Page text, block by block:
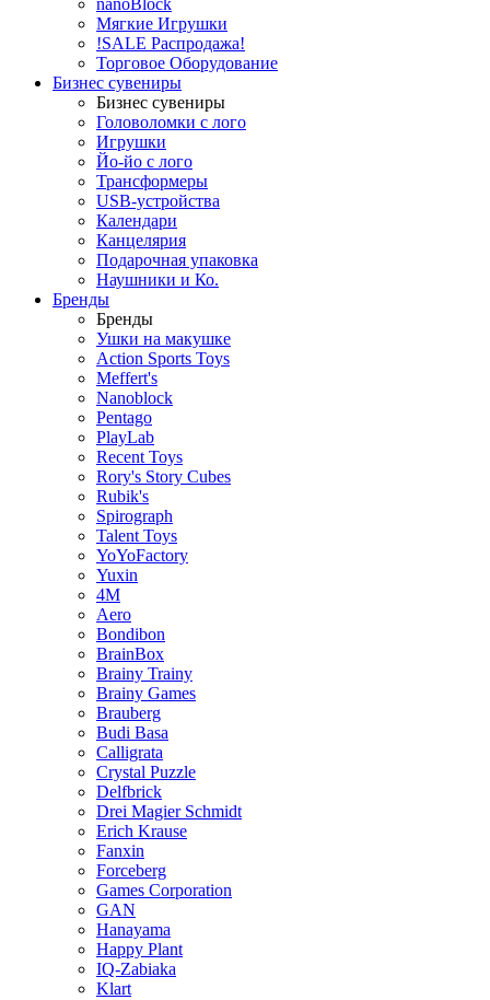
Мягкие Игрушки
!SALE Распродажа!
Торговое Оборудование
Бизнес сувениры
Бизнес сувениры
Головоломки с лого
Игрушки
Йо-йо с лого
Трансформеры
USB-устройства
Календари
Канцелярия
Подарочная упаковка
Наушники и Ко.
Бренды
Бренды
Ушки на макушке
Action Sports Toys
Meffert's
Nanoblock
Pentago
PlayLab
Recent Toys
Rory's Story Cubes
Rubik's
Spirograph
Talent Toys
YoYoFactory
Yuxin
4M
Aero
Bondibon
BrainBox
Brainy Trainy
Brainy Games
Brauberg
Budi Basa
Calligrata
Crystal Puzzle
Delfbrick
Drei Magier Schmidt
Erich Krause
Fanxin
Forceberg
Games Corporation
GAN
Hanayama
Happy Plant
IQ-Zabiaka
Klart